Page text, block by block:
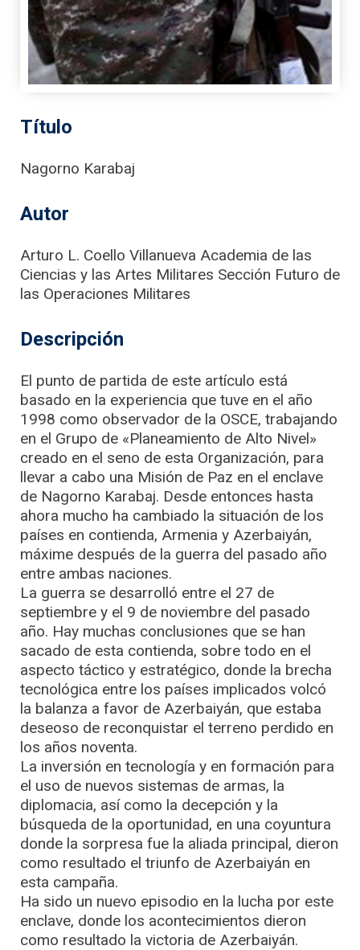
Título
Nagorno Karabaj
Autor
Arturo L. Coello Villanueva Academia de las
Ciencias y las Artes Militares Sección Futuro de
las Operaciones Militares
Descripción
El punto de partida de este artículo está
basado en la experiencia que tuve en el año
1998 como observador de la OSCE, trabajando
en el Grupo de «Planeamiento de Alto Nivel»
creado en el seno de esta Organización, para
llevar a cabo una Misión de Paz en el enclave
de Nagorno Karabaj. Desde entonces hasta
ahora mucho ha cambiado la situación de los
países en contienda, Armenia y Azerbaiyán,
máxime después de la guerra del pasado año
entre ambas naciones.
La guerra se desarrolló entre el 27 de
septiembre y el 9 de noviembre del pasado
año. Hay muchas conclusiones que se han
sacado de esta contienda, sobre todo en el
aspecto táctico y estratégico, donde la brecha
tecnológica entre los países implicados volcó
la balanza a favor de Azerbaiyán, que estaba
deseoso de reconquistar el terreno perdido en
los años noventa.
La inversión en tecnología y en formación para
el uso de nuevos sistemas de armas, la
diplomacia, así como la decepción y la
búsqueda de la oportunidad, en una coyuntura
donde la sorpresa fue la aliada principal, dieron
como resultado el triunfo de Azerbaiyán en
esta campaña.
Ha sido un nuevo episodio en la lucha por este
enclave, donde los acontecimientos dieron
como resultado la victoria de Azerbaiyán.